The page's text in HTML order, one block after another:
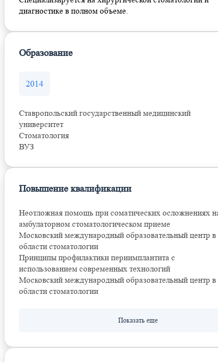
диагностике в полном объеме.
Образование
2014
Ставропольский государственный медицинский
университет
Стоматология
ВУЗ
Повышение квалификации
Неотложная помощь при соматических осложнениях
амбулаторном стоматологическом приеме
Московский международный образовательный центр в
области стоматологии
Принципы профилактики периимплантита с
использованием современных технологий
Московский международный образовательный центр в
области стоматологии